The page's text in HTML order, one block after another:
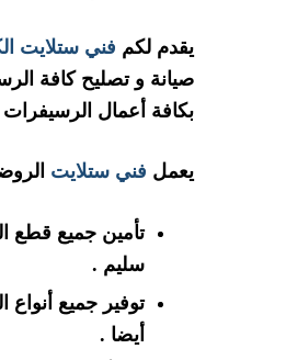
يقدم لكم فني ستلايت
صيانة و تصليح كافة
بكافة أعمال
يعمل فني ستلايت
تأمين جميع قطع
سليم .
توفير جميع أنواع
أيضا .